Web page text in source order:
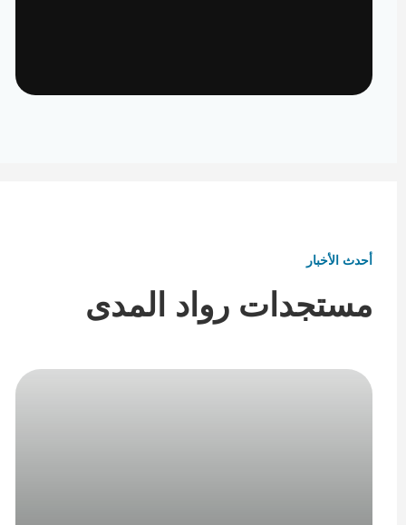
أحدث الأخبار
مستجدات رواد المدى